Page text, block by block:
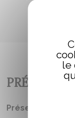
Présente du
le